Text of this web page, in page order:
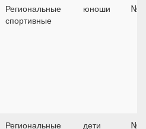
Региональные
спортивные
юноши
Региональные дети